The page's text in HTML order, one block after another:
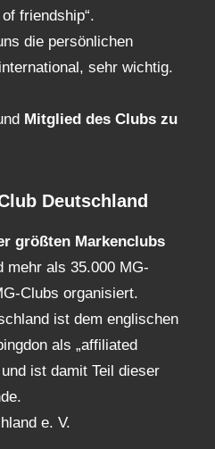
friendship“.
die persönlichen
sehr wichtig.
Mitglied des Clubs zu
Deutschland
größten Markenclubs
mehr als 35.000 MG-
Clubs organisiert.
ist dem englischen
als „affiliated
ist damit Teil dieser
e. V.